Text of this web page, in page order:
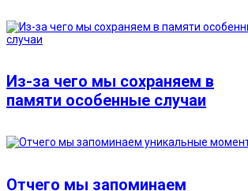
Из-за чего мы сохраняем в
памяти особенные случаи
Отчего мы запоминаем